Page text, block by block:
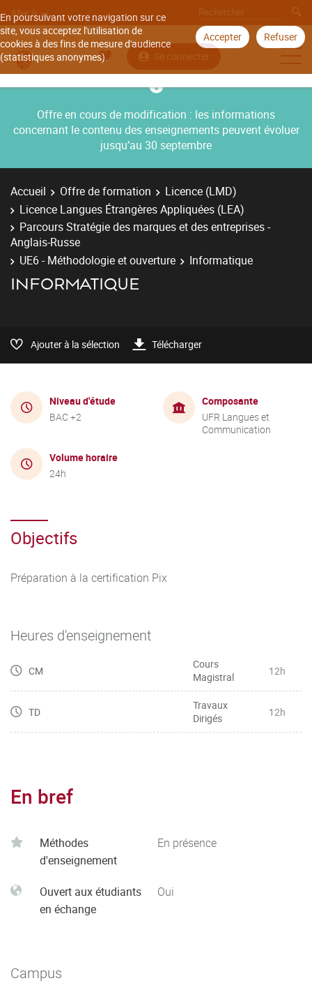
En poursuivant votre navigation sur ce
site, vous acceptez l'utilisation de
cookies à des fins de mesure d'audience
(statistiques anonymes).
Accepter Refuser
Aller à
Se connecter
Offre en cours de modification : les informations
concernant le contenu des enseignements peuvent évoluer
jusqu’au 30 septembre
Accueil Offre de formation
Licence (LMD)
Licence Langues Étrangères Appliquées (LEA)
Parcours Stratégie des marques et des entreprises -
Anglais-Russe
UE6 - Méthodologie et ouverture
Informatique
INFORMATIQUE
Ajouter à la sélection Télécharger
Niveau d'étude
BAC +2
Composante
UFR Langues et
Communication
Volume horaire
24h
Objectifs
Préparation à la certification Pix
Heures d'enseignement
CM
Cours
Magistral
12h
TD
Travaux
Dirigés
12h
En bref
Méthodes
d'enseignement
En présence
Ouvert aux étudiants
en échange
Oui
Campus